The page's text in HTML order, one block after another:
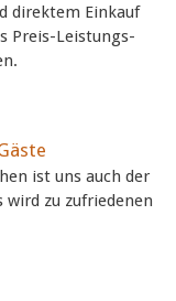
direktem Einkauf
Preis-Leistungs-
ist uns auch der
zu zufriedenen